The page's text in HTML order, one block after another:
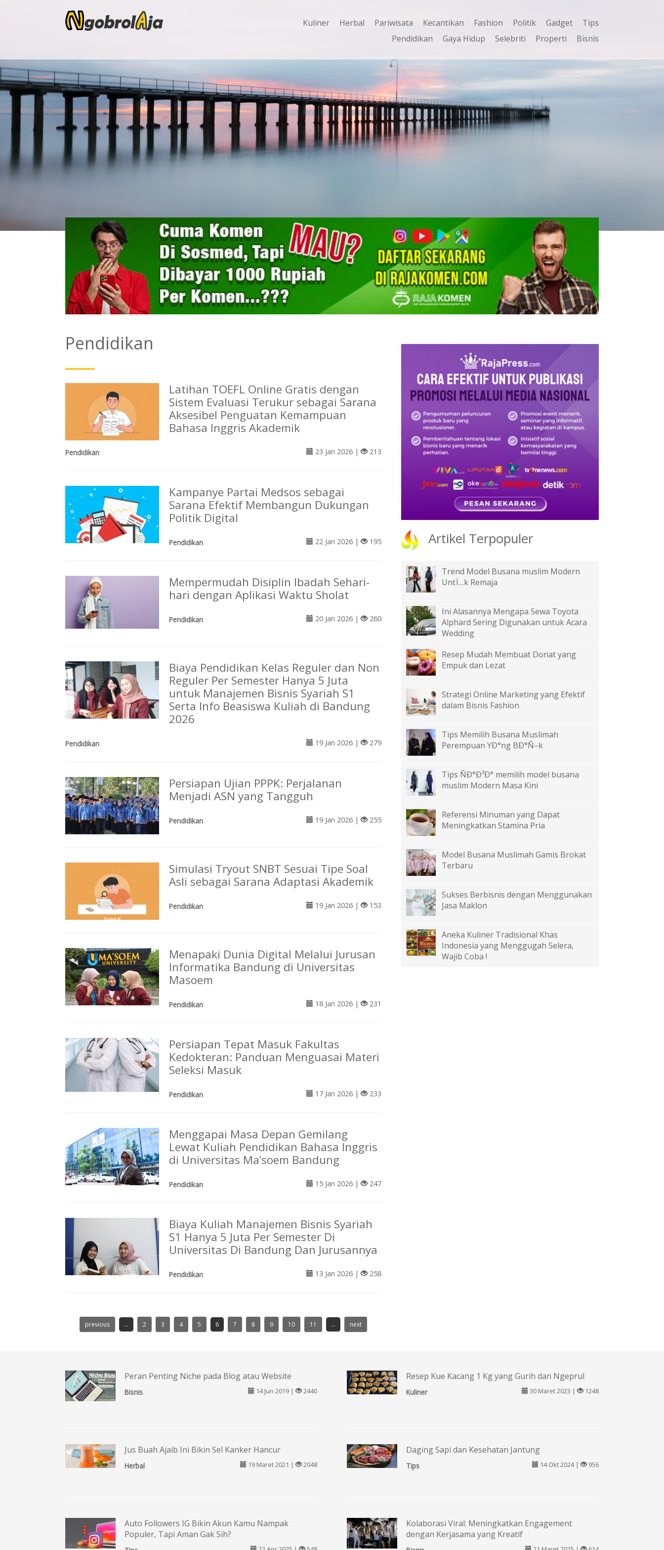
Kuliner Herbal Pariwisata Kecantikan Fashion Politik Gadget
Tips
Pendidikan
Gaya Hidup Selebriti Properti Bisnis
Pendidikan
Latihan TOEFL Online Gratis dengan
Sistem Evaluasi Terukur sebagai Sarana
Aksesibel Penguatan Kemampuan
Bahasa Inggris Akademik
Pendidikan 23 Jan 2026 | 213
Kampanye Partai Medsos sebagai
Sarana Efektif Membangun Dukungan
Politik Digital
Pendidikan 22 Jan 2026 | 195
Mempermudah Disiplin Ibadah Sehari-
hari dengan Aplikasi Waktu Sholat
Pendidikan 20 Jan 2026 | 260
Biaya Pendidikan Kelas Reguler dan Non
Reguler Per Semester Hanya 5 Juta
untuk Manajemen Bisnis Syariah S1
Serta Info Beasiswa Kuliah di Bandung
2026
Pendidikan 19 Jan 2026 | 279
Persiapan Ujian PPPK: Perjalanan
Menjadi ASN yang Tangguh
Pendidikan 19 Jan 2026 | 255
Simulasi Tryout SNBT Sesuai Tipe Soal
Asli sebagai Sarana Adaptasi Akademik
Pendidikan 19 Jan 2026 | 153
Menapaki Dunia Digital Melalui Jurusan
Informatika Bandung di Universitas
Masoem
Pendidikan 18 Jan 2026 | 231
Persiapan Tepat Masuk Fakultas
Kedokteran: Panduan Menguasai Materi
Seleksi Masuk
Pendidikan 17 Jan 2026 | 233
Menggapai Masa Depan Gemilang
Lewat Kuliah Pendidikan Bahasa Inggris
di Universitas Ma’soem Bandung
Pendidikan 15 Jan 2026 | 247
Biaya Kuliah Manajemen Bisnis Syariah
S1 Hanya 5 Juta Per Semester Di
Universitas Di Bandung Dan Jurusannya
Pendidikan 13 Jan 2026 | 258
previous ... 2 3 4 5 6 7 8 9 10 11 ... next
Artikel Terpopuler
Trend Model Busana muslim Modern
UntÏ…k Remaja
Ini Alasannya Mengapa Sewa Toyota
Alphard Sering Digunakan untuk Acara
Wedding
Resep Mudah Membuat Donat yang
Empuk dan Lezat
Strategi Online Marketing yang Efektif
dalam Bisnis Fashion
Tips Memilih Busana Muslimah
Perempuan YÐ°ng BÐ°Ñ–k
Tips ÑÐ°Ð³Ð° memilih model busana
muslim Modern Masa Kini
Referensi Minuman yang Dapat
Meningkatkan Stamina Pria
Model Busana Muslimah Gamis Brokat
Terbaru
Sukses Berbisnis dengan Menggunakan
Jasa Maklon
Aneka Kuliner Tradisional Khas
Indonesia yang Menggugah Selera,
Wajib Coba !
Peran Penting Niche pada Blog atau Website
Bisnis 14 Jun 2019 | 2440
Resep Kue Kacang 1 Kg yang Gurih dan Ngeprul
Kuliner 30 Maret 2023 | 1248
Jus Buah Ajaib Ini Bikin Sel Kanker Hancur
Herbal 19 Maret 2021 | 2048
Daging Sapi dan Kesehatan Jantung
Tips 14 Okt 2024 | 956
Auto Followers IG Bikin Akun Kamu Nampak
Populer, Tapi Aman Gak Sih?
Kolaborasi Viral: Meningkatkan Engagement
dengan Kerjasama yang Kreatif